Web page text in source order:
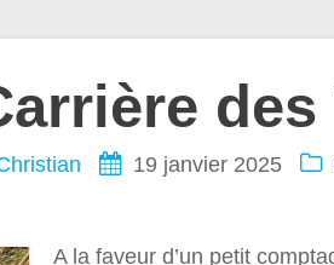
19 janvier 2025
A la faveur d’un petit